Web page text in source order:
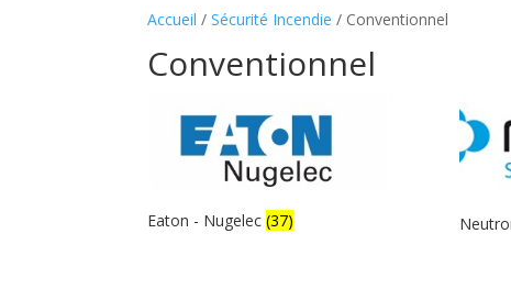
Accueil /Sécurité Incendie / Conventionnel
Conventionnel
Eaton - Nugelec(37)